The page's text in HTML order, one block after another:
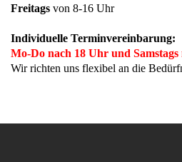
Freitags von 8-16 Uhr
Individuelle Terminvereinbarung:
Mo-Do nach 18 Uhr und Samstags
Wir richten uns flexibel an die